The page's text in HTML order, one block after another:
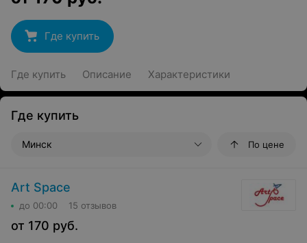
Где купить
Где купить Описание Характеристики
Где купить
Минск По цене
Art Space
до 00:00 15 отзывов
от 170 руб.